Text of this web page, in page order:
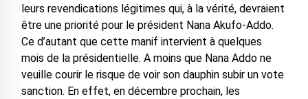
leurs revendications légitimes qui, à la vérité, devraient
être une priorité pour le président Nana Akufo-Addo.
Ce d’autant que cette manif intervient à quelques
mois de la présidentielle. A moins que Nana Addo ne
veuille courir le risque de voir son dauphin subir un vote
sanction. En effet, en décembre prochain, les